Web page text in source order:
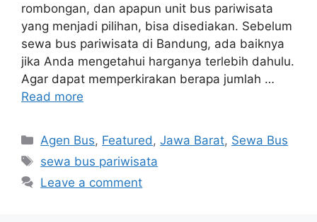
rombongan, dan apapun unit bus pariwisata
yang menjadi pilihan, bisa disediakan. Sebelum
sewa bus pariwisata di Bandung, ada baiknya
jika Anda mengetahui harganya terlebih dahulu.
Agar dapat memperkirakan berapa jumlah …
Read more
Categories
Agen Bus, Featured ,Jawa Barat, Sewa Bus
Tags
sewa bus pariwisata
Leave a comment